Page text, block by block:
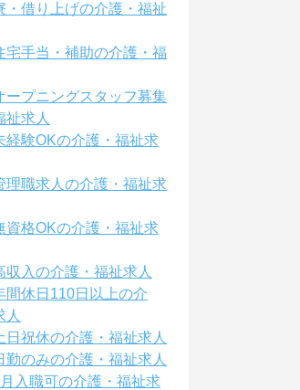
・借り上げの介護・福祉
宅手当・補助の介護・福
ープニングスタッフ募集
祉求人
経験OKの介護・福祉求
理職求人の介護・福祉求
資格OKの介護・福祉求
収入の介護・福祉求人
間休日110日以上の介
人
日祝休の介護・福祉求人
勤のみの介護・福祉求人
入職可の介護・福祉求